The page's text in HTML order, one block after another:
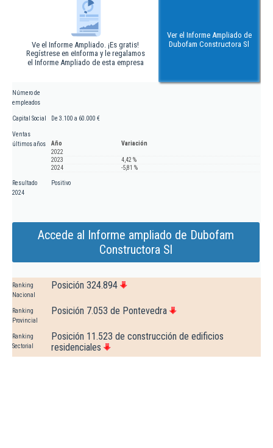
Ve el Informe Ampliado. ¡Es gratis!
Regístrese en eInforma y le regalamos
el Informe Ampliado de esta empresa
Ver el Informe Ampliado de
Dubofam Constructora Sl
Número de
empleados
Capital Social De 3.100 a 60.000 €
Ventas
últimos años
Año
Variación
2022
2023
4,42 %
2024
-5,81 %
Resultado
2024
Positivo
Accede al Informe ampliado de Dubofam
Constructora Sl
Ranking
Nacional
Posición 324.894
Ranking
Provincial
Posición 7.053 de Pontevedra
Ranking
Sectorial
Posición 11.523 de construcción de edificios
residenciales